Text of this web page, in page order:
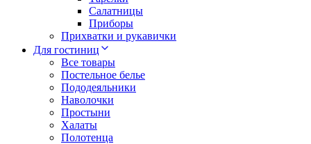
Салатницы
Приборы
Прихватки и рукавички
Для гостиниц
Все товары
Постельное белье
Пододеяльники
Наволочки
Простыни
Халаты
Полотенца